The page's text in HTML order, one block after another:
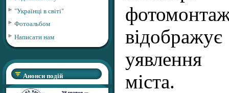
"Українці в світі"
Фотоальбом
Написати нам
Анонси подій
міста.